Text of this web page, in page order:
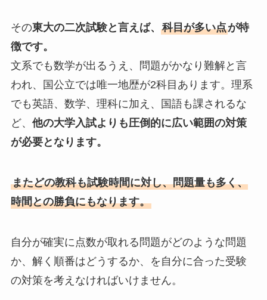
その東大の二次試験と言えば、 科目が多い点が特
徴です。
文系でも数学が出るうえ、問題がかなり難解と言
われ、国公立では唯一地歴が2科目あります。理系
でも英語、数学、理科に加え、国語も課されるな
ど、 他の大学入試よりも圧倒的に広い範囲の対策
が必要となります。
またどの教科も試験時間に対し、問題量も多く、
時間との勝負にもなります。
自分が確実に点数が取れる問題がどのような問題
か、解く順番はどうするか、を自分に合った受験
の対策を考えなければいけません。